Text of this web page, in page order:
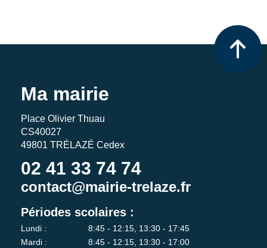
Ma mairie
Place Olivier Thuau
CS40027
49801 TRÉLAZÉ Cedex
02 41 33 74 74
contact@mairie-trelaze.fr
Périodes scolaires :
Lundi :
8:45 - 12:15, 13:30 - 17:45
Mardi :
8:45 - 12:15, 13:30 - 17:00